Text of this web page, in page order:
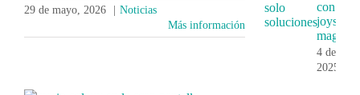
29 de mayo, 2026
Noticias
Más información
con
joysticks
4 de
2025